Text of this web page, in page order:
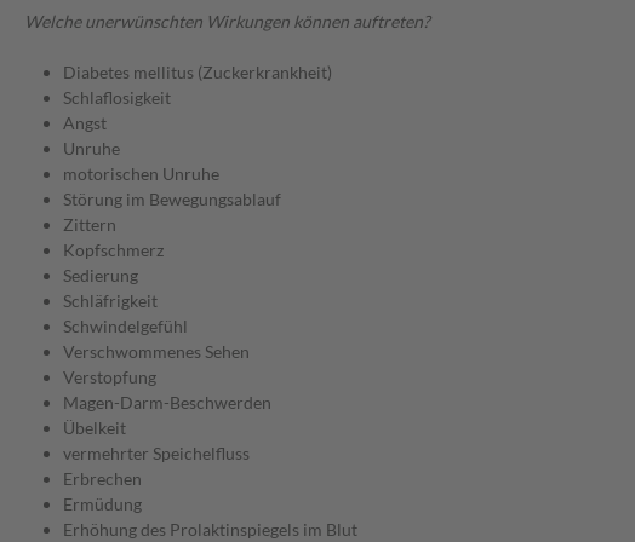
Welche unerwünschten Wirkungen können auftreten?
Diabetes mellitus (Zuckerkrankheit)
Schlaflosigkeit
Angst
Unruhe
motorischen Unruhe
Störung im Bewegungsablauf
Zittern
Kopfschmerz
Sedierung
Schläfrigkeit
Schwindelgefühl
Verschwommenes Sehen
Verstopfung
Magen-Darm-Beschwerden
Übelkeit
vermehrter Speichelfluss
Erbrechen
Ermüdung
Erhöhung des Prolaktinspiegels im Blut